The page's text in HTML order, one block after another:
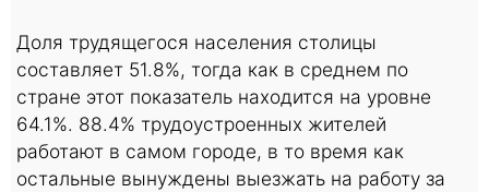
Доля трудящегося населения столицы
составляет 51.8%, тогда как в среднем по
стране этот показатель находится на уровне
64.1%. 88.4% трудоустроенных жителей
работают в самом городе, в то время как
остальные вынуждены выезжать на работу за